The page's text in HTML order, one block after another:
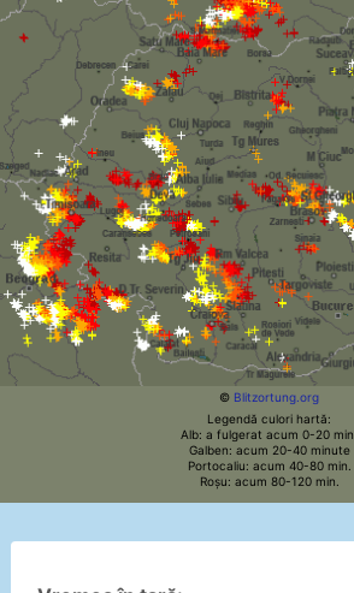
© Blitzortung.org
Legendă culori hartă:
Alb: a fulgerat acum 0-20 min.
Galben: acum 20-40 minute
Portocaliu: acum 40-80 min.
Roșu: acum 80-120 min.